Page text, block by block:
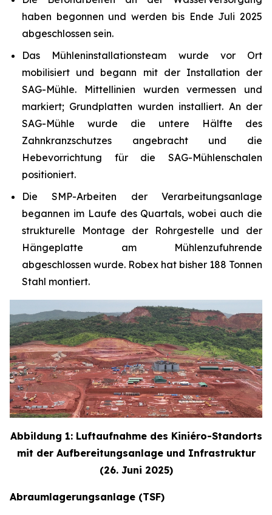
haben begonnen und werden bis Ende Juli 2025
abgeschlossen sein.
Das Mühleninstallationsteam wurde vor Ort
mobilisiert und begann mit der Installation der
SAG-Mühle. Mittellinien wurden vermessen und
markiert; Grundplatten wurden installiert. An der
SAG-Mühle wurde die untere Hälfte des
Zahnkranzschutzes angebracht und die
Hebevorrichtung für die SAG-Mühlenschalen
positioniert.
Die SMP-Arbeiten der Verarbeitungsanlage
begannen im Laufe des Quartals, wobei auch die
strukturelle Montage der Rohrgestelle und der
Hängeplatte am Mühlenzufuhrende
abgeschlossen wurde. Robex hat bisher 188 Tonnen
Stahl montiert.
Abbildung 1: Luftaufnahme des Kiniéro-Standorts
mit der Aufbereitungsanlage und Infrastruktur
(26. Juni 2025)
Abraumlagerungsanlage (TSF)